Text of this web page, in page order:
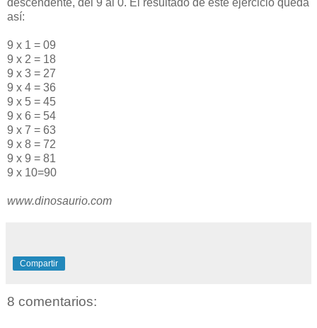
descendente, del 9 al 0. El resultado de este ejercicio queda
así:
9 x 1 = 09
9 x 2 = 18
9 x 3 = 27
9 x 4 = 36
9 x 5 = 45
9 x 6 = 54
9 x 7 = 63
9 x 8 = 72
9 x 9 = 81
9 x 10=90
www.dinosaurio.com
Compartir
8 comentarios: